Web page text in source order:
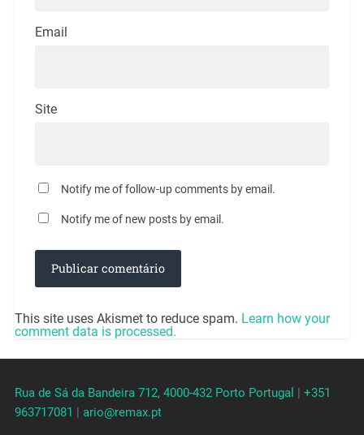
Email
Site
Notify me of follow-up comments by email.
Notify me of new posts by email.
This site uses Akismet to reduce spam. Learn how your
comment data is processed.
Rua de Sá da Bandeira 712, 4000-432 Porto Portugal | +351
963717081 | ario@remax.pt